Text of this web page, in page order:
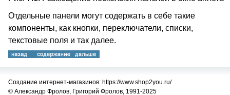
Отдельные панели могут содержать в себе такие
компоненты, как кнопки, переключатели, списки,
текстовые поля и так далее.
Создание интернет-магазинов: https://www.shop2you.ru/
© Александр Фролов, Григорий Фролов, 1991-2025